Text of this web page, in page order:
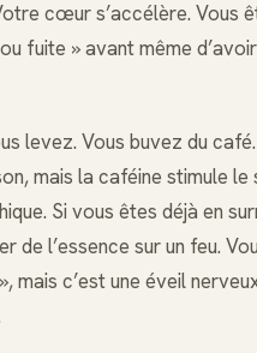
cœur s’accélère. Vous
fuite » avant même
levez. Vous buvez du café.
mais la caféine stimule le
Si vous êtes déjà en
de l’essence sur un feu.
mais c’est une éveil